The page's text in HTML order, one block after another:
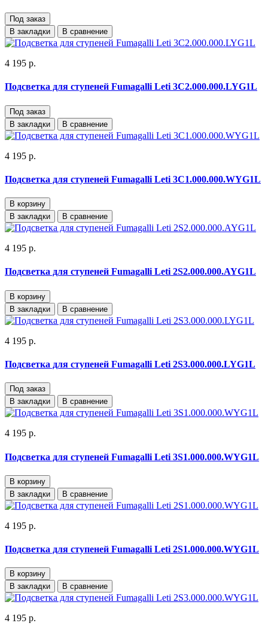
Под заказ
В закладки
В сравнение
4 195 р.
Подсветка для ступеней Fumagalli Leti 3C2.000.000.LYG1L
Под заказ
В закладки
В сравнение
4 195 р.
Подсветка для ступеней Fumagalli Leti 3C1.000.000.WYG1L
В корзину
В закладки
В сравнение
4 195 р.
Подсветка для ступеней Fumagalli Leti 2S2.000.000.AYG1L
В корзину
В закладки
В сравнение
4 195 р.
Подсветка для ступеней Fumagalli Leti 2S3.000.000.LYG1L
Под заказ
В закладки
В сравнение
4 195 р.
Подсветка для ступеней Fumagalli Leti 3S1.000.000.WYG1L
В корзину
В закладки
В сравнение
4 195 р.
Подсветка для ступеней Fumagalli Leti 2S1.000.000.WYG1L
В корзину
В закладки
В сравнение
4 195 р.